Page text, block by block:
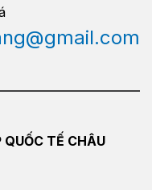
TẾ CHÂU